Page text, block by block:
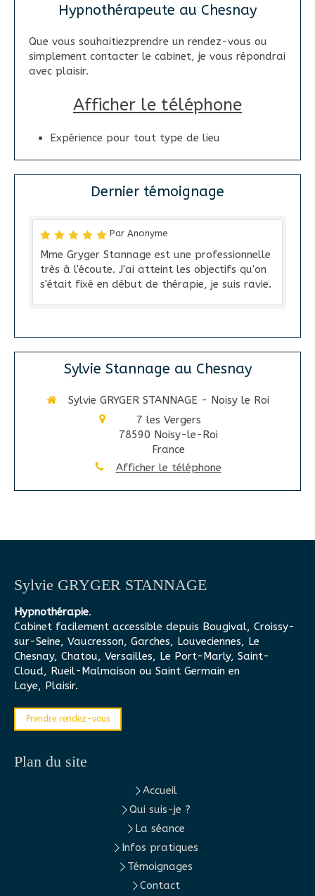
Hypnothérapeute au Chesnay
Que vous souhaitiezprendre un rendez-vous ou
simplement contacter le cabinet, je vous répondrai
avec plaisir.
Afficher le téléphone
Expérience pour tout type de lieu
Dernier témoignage
Par Anonyme
Mme Gryger Stannage est une professionnelle
très à l'écoute. J'ai atteint les objectifs qu'on
s'était fixé en début de thérapie, je suis ravie.
Sylvie Stannage au Chesnay
Sylvie GRYGER STANNAGE - Noisy le Roi
7 les Vergers
78590 Noisy-le-Roi
France
Afficher le téléphone
Sylvie GRYGER STANNAGE
Hypnothérapie.
Cabinet facilement accessible depuis Bougival, Croissy-
sur-Seine, Vaucresson, Garches, Louveciennes, Le
Chesnay, Chatou, Versailles, Le Port-Marly, Saint-
Cloud, Rueil-Malmaison ou Saint Germain en
Laye, Plaisir.
Prendre rendez-vous
Plan du site
Accueil
Qui suis-je ?
La séance
Infos pratiques
Témoignages
Contact